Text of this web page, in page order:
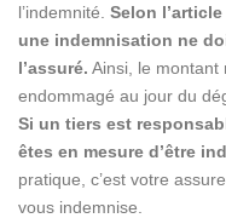
l’indemnité. Selon
une indemnisation ne
l’assuré. Ainsi, le montant
endommagé au jour du
Si un tiers est
êtes en mesure d’être
pratique, c’est votre
vous indemnise.